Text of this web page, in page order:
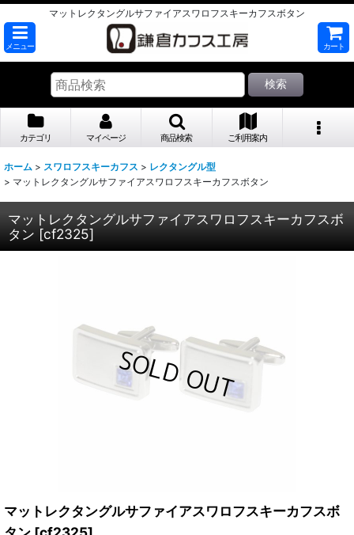
マットレクタングルサファイアスワロフスキーカフスボタン
メニュー カート
検索
カテゴリ マイページ 商品検索 ご利用案内
ホーム > スワロフスキーカフス > レクタングル型
> マットレクタングルサファイアスワロフスキーカフスボタン
マットレクタングルサファイアスワロフスキーカフスボ
タン [cf2325]
マットレクタングルサファイアスワロフスキーカフスボ